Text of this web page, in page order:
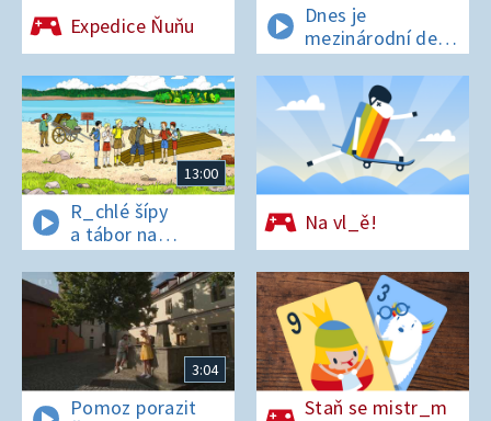
Expedice Ňuňu
Dnes je
mezinárodní den
t_grů
13:00
R_chlé šípy
a tábor na
os_rově
Na vl_ě!
3:04
Pomoz porazit
Staň se mistr_m